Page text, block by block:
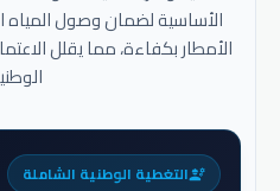
الأساسية لضمان وصول المياه
الأمطار بكفاءة، مما يقلل
engineeringالتغطية الوطنية الشاملة